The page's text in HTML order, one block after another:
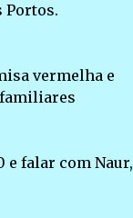
Portos.
vermelha e
e falar com Naur,